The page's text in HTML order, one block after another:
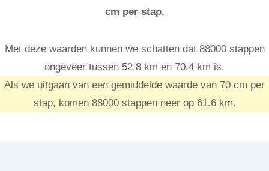
cm per stap.
Met deze waarden kunnen we schatten dat 88000 stappen
ongeveer tussen 52.8 km en 70.4 km is.
Als we uitgaan van een gemiddelde waarde van 70 cm per
stap, komen 88000 stappen neer op 61.6 km.